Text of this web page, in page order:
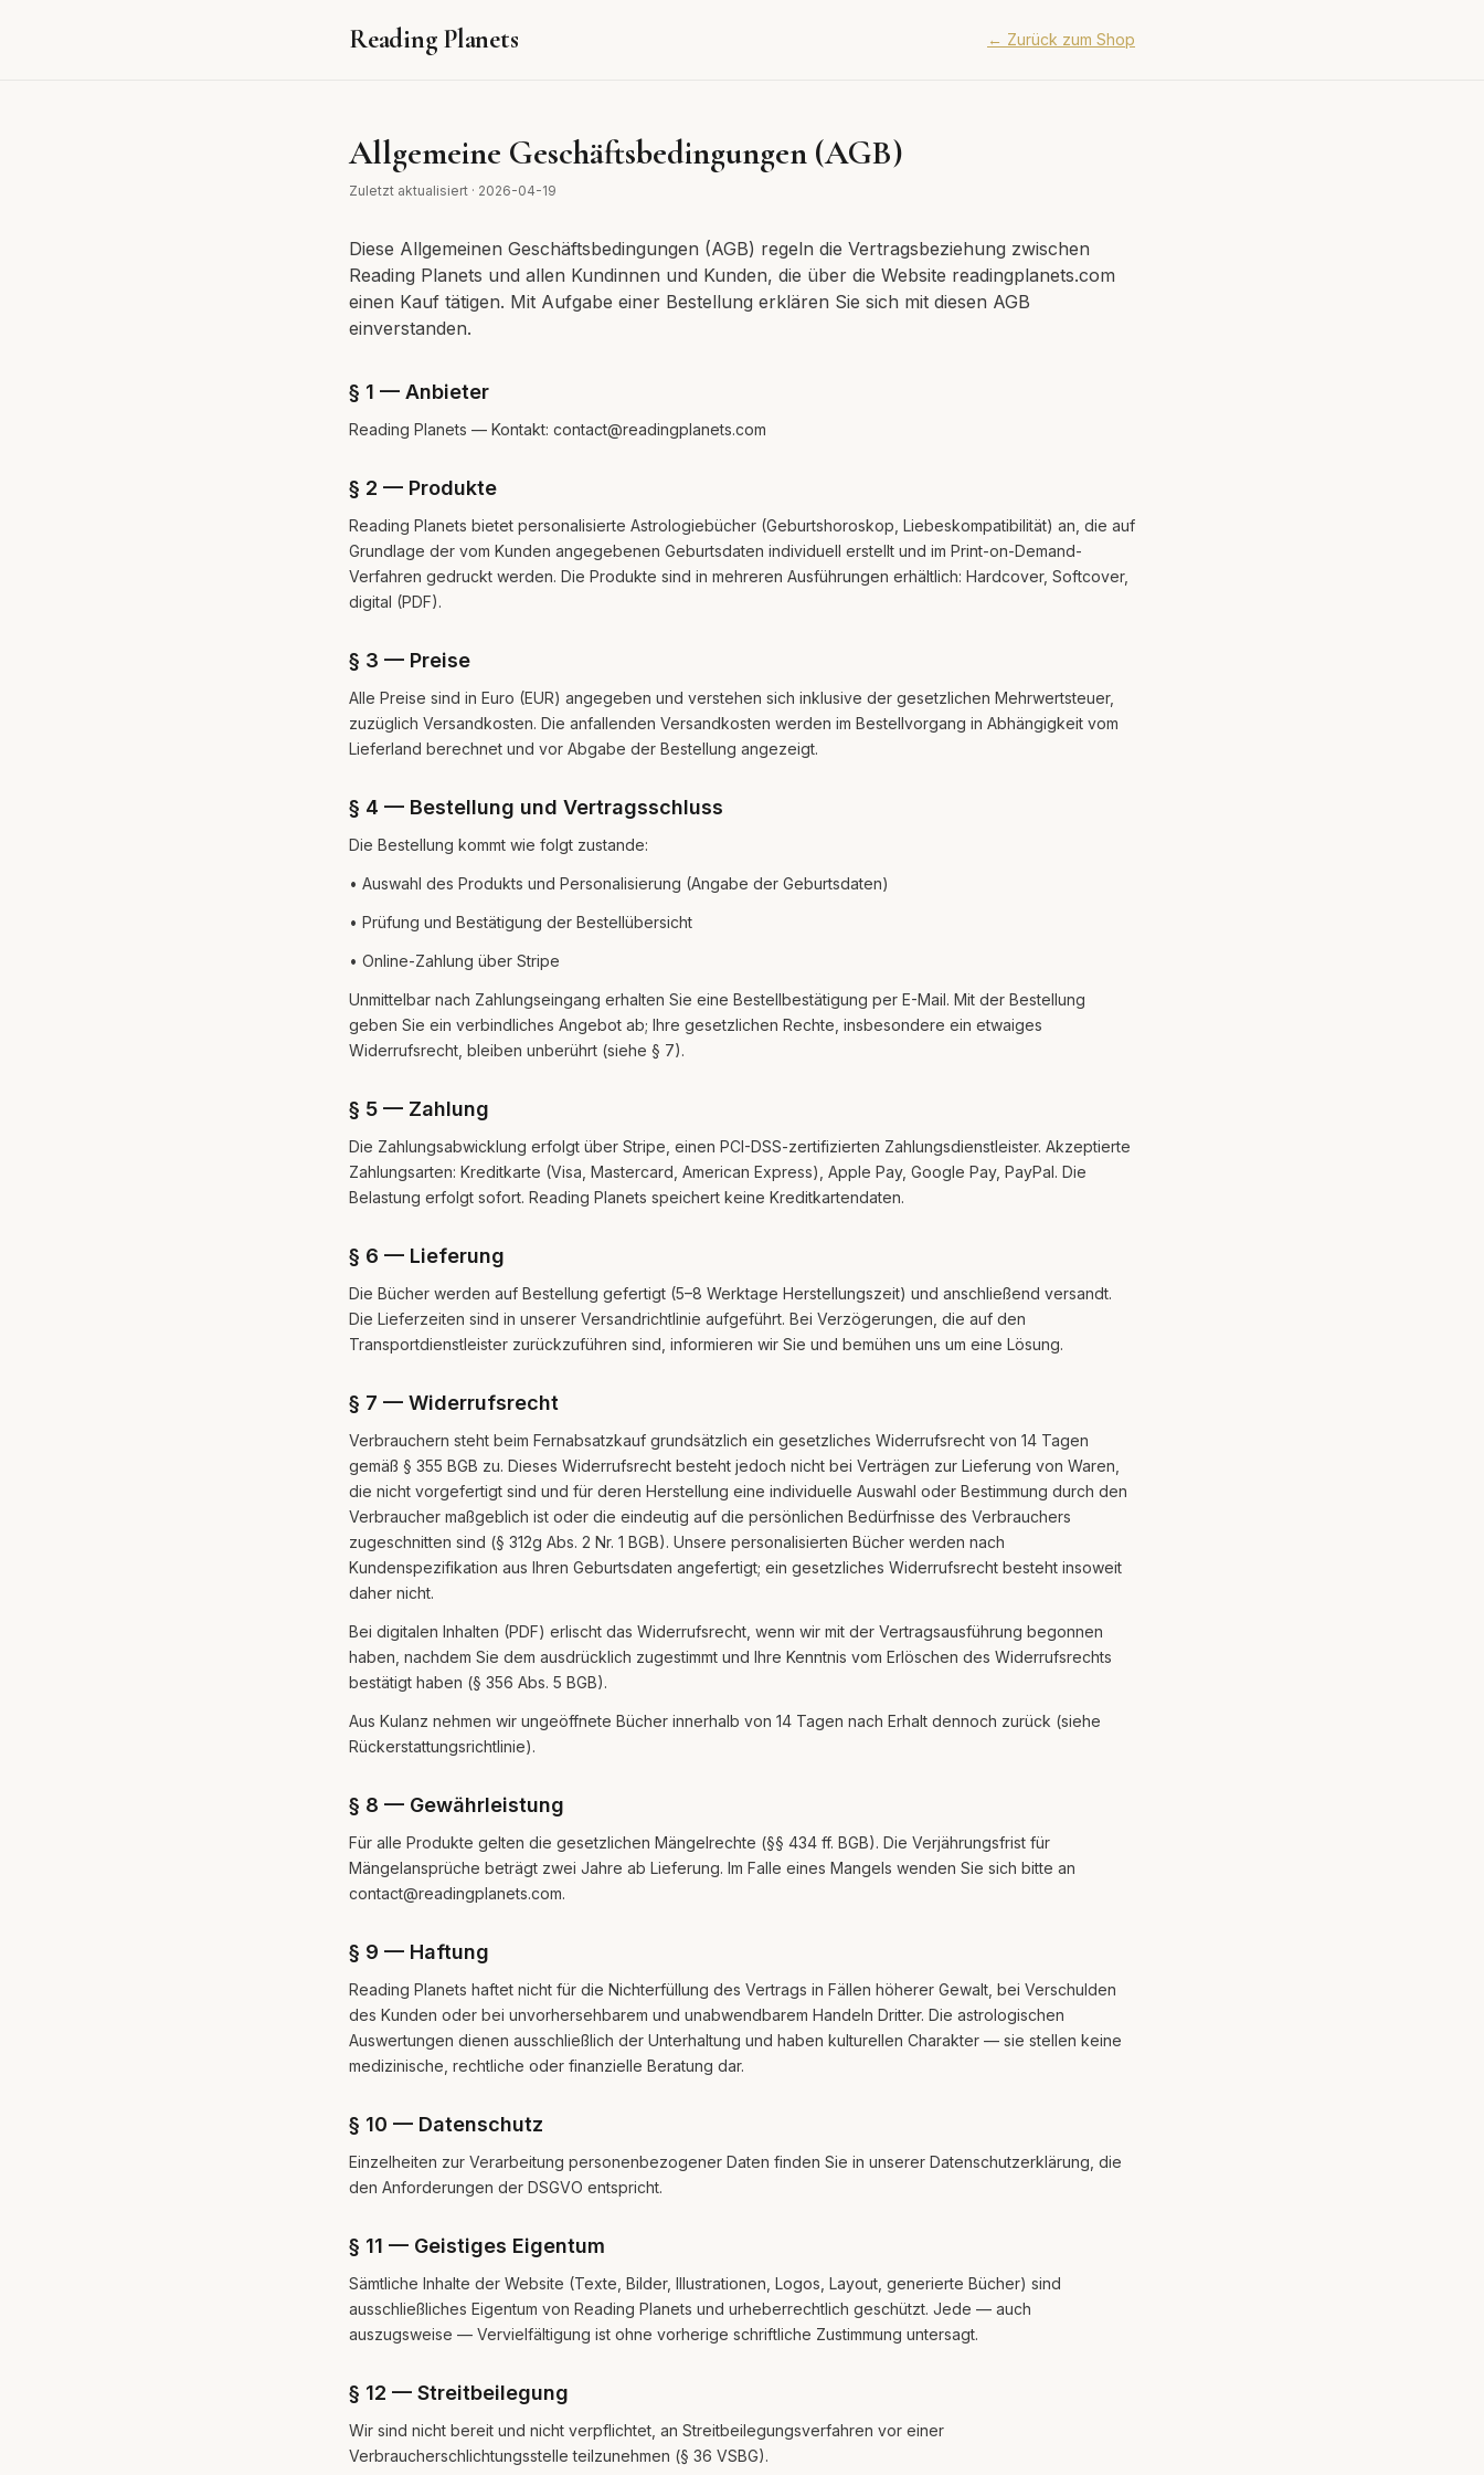
Reading Planets ← Zurück zum Shop
Allgemeine Geschäftsbedingungen (AGB)
Zuletzt aktualisiert · 2026-04-19
Diese Allgemeinen Geschäftsbedingungen (AGB) regeln die Vertragsbeziehung zwischen
Reading Planets und allen Kundinnen und Kunden, die über die Website readingplanets.com
einen Kauf tätigen. Mit Aufgabe einer Bestellung erklären Sie sich mit diesen AGB
einverstanden.
§ 1 — Anbieter
Reading Planets — Kontakt: contact@readingplanets.com
§ 2 — Produkte
Reading Planets bietet personalisierte Astrologiebücher (Geburtshoroskop, Liebeskompatibilität) an, die auf
Grundlage der vom Kunden angegebenen Geburtsdaten individuell erstellt und im Print-on-Demand-
Verfahren gedruckt werden. Die Produkte sind in mehreren Ausführungen erhältlich: Hardcover, Softcover,
digital (PDF).
§ 3 — Preise
Alle Preise sind in Euro (EUR) angegeben und verstehen sich inklusive der gesetzlichen Mehrwertsteuer,
zuzüglich Versandkosten. Die anfallenden Versandkosten werden im Bestellvorgang in Abhängigkeit vom
Lieferland berechnet und vor Abgabe der Bestellung angezeigt.
§ 4 — Bestellung und Vertragsschluss
Die Bestellung kommt wie folgt zustande:
• Auswahl des Produkts und Personalisierung (Angabe der Geburtsdaten)
• Prüfung und Bestätigung der Bestellübersicht
• Online-Zahlung über Stripe
Unmittelbar nach Zahlungseingang erhalten Sie eine Bestellbestätigung per E-Mail. Mit der Bestellung
geben Sie ein verbindliches Angebot ab; Ihre gesetzlichen Rechte, insbesondere ein etwaiges
Widerrufsrecht, bleiben unberührt (siehe § 7).
§ 5 — Zahlung
Die Zahlungsabwicklung erfolgt über Stripe, einen PCI-DSS-zertifizierten Zahlungsdienstleister. Akzeptierte
Zahlungsarten: Kreditkarte (Visa, Mastercard, American Express), Apple Pay, Google Pay, PayPal. Die
Belastung erfolgt sofort. Reading Planets speichert keine Kreditkartendaten.
§ 6 — Lieferung
Die Bücher werden auf Bestellung gefertigt (5–8 Werktage Herstellungszeit) und anschließend versandt.
Die Lieferzeiten sind in unserer Versandrichtlinie aufgeführt. Bei Verzögerungen, die auf den
Transportdienstleister zurückzuführen sind, informieren wir Sie und bemühen uns um eine Lösung.
§ 7 — Widerrufsrecht
Verbrauchern steht beim Fernabsatzkauf grundsätzlich ein gesetzliches Widerrufsrecht von 14 Tagen
gemäß § 355 BGB zu. Dieses Widerrufsrecht besteht jedoch nicht bei Verträgen zur Lieferung von Waren,
die nicht vorgefertigt sind und für deren Herstellung eine individuelle Auswahl oder Bestimmung durch den
Verbraucher maßgeblich ist oder die eindeutig auf die persönlichen Bedürfnisse des Verbrauchers
zugeschnitten sind (§ 312g Abs. 2 Nr. 1 BGB). Unsere personalisierten Bücher werden nach
Kundenspezifikation aus Ihren Geburtsdaten angefertigt; ein gesetzliches Widerrufsrecht besteht insoweit
daher nicht.
Bei digitalen Inhalten (PDF) erlischt das Widerrufsrecht, wenn wir mit der Vertragsausführung begonnen
haben, nachdem Sie dem ausdrücklich zugestimmt und Ihre Kenntnis vom Erlöschen des Widerrufsrechts
bestätigt haben (§ 356 Abs. 5 BGB).
Aus Kulanz nehmen wir ungeöffnete Bücher innerhalb von 14 Tagen nach Erhalt dennoch zurück (siehe
Rückerstattungsrichtlinie).
§ 8 — Gewährleistung
Für alle Produkte gelten die gesetzlichen Mängelrechte (§§ 434 ff. BGB). Die Verjährungsfrist für
Mängelansprüche beträgt zwei Jahre ab Lieferung. Im Falle eines Mangels wenden Sie sich bitte an
contact@readingplanets.com.
§ 9 — Haftung
Reading Planets haftet nicht für die Nichterfüllung des Vertrags in Fällen höherer Gewalt, bei Verschulden
des Kunden oder bei unvorhersehbarem und unabwendbarem Handeln Dritter. Die astrologischen
Auswertungen dienen ausschließlich der Unterhaltung und haben kulturellen Charakter — sie stellen keine
medizinische, rechtliche oder finanzielle Beratung dar.
§ 10 — Datenschutz
Einzelheiten zur Verarbeitung personenbezogener Daten finden Sie in unserer Datenschutzerklärung, die
den Anforderungen der DSGVO entspricht.
§ 11 — Geistiges Eigentum
Sämtliche Inhalte der Website (Texte, Bilder, Illustrationen, Logos, Layout, generierte Bücher) sind
ausschließliches Eigentum von Reading Planets und urheberrechtlich geschützt. Jede — auch
auszugsweise — Vervielfältigung ist ohne vorherige schriftliche Zustimmung untersagt.
§ 12 — Streitbeilegung
Wir sind nicht bereit und nicht verpflichtet, an Streitbeilegungsverfahren vor einer
Verbraucherschlichtungsstelle teilzunehmen (§ 36 VSBG).